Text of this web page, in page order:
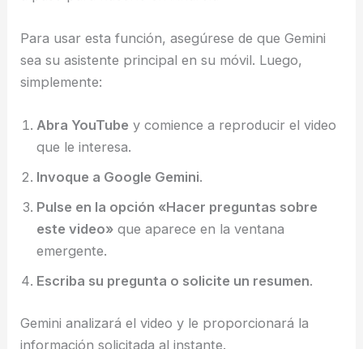
Para usar esta función, asegúrese de que Gemini
sea su asistente principal en su móvil. Luego,
simplemente:
Abra YouTube y comience a reproducir el video
que le interesa.
Invoque a Google Gemini.
Pulse en la opción «Hacer preguntas sobre
este video» que aparece en la ventana
emergente.
Escriba su pregunta o solicite un resumen.
Gemini analizará el video y le proporcionará la
información solicitada al instante.